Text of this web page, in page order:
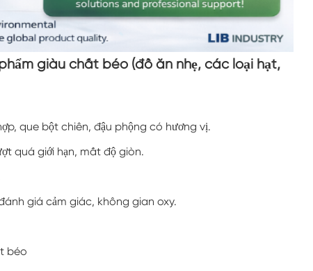
Buồng Đông lạnh
Buồng thử nghiệm trong phòng thí nghiệm
giàu chất béo (đồ ăn nhẹ, các loại hạt,
que bột chiên, đậu phộng có hương vị.
quá giới hạn, mất độ giòn.
giá cảm giác, không gian oxy.
béo